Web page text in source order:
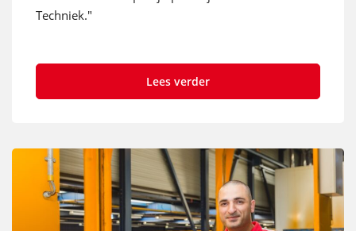
Techniek."
Lees verder